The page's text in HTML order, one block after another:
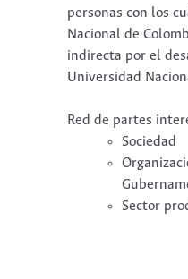
personas con los
Nacional de
indirecta por el
Universidad
Red de partes
Sociedad
Sector